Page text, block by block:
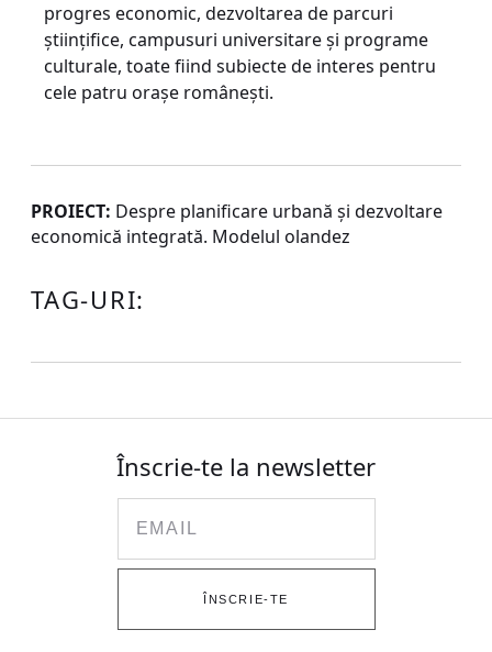
progres economic, dezvoltarea de parcuri
ştiinţifice, campusuri universitare şi programe
culturale, toate fiind subiecte de interes pentru
cele patru oraşe româneşti.
PROIECT: Despre planificare urbană şi dezvoltare
economică integrată. Modelul olandez
TAG-URI:
Înscrie-te la newsletter
ÎNSCRIE-TE